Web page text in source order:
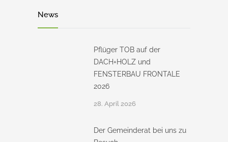
News
Pflüger TOB auf der
DACH+HOLZ und
FENSTERBAU FRONTALE
2026
28. April 2026
Der Gemeinderat bei uns zu